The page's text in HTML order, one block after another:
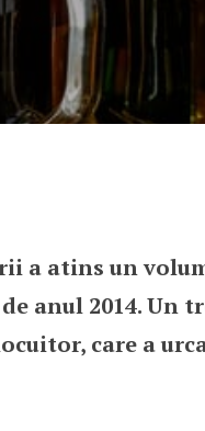
multa bere
a atins un
de anul 2014.
care a